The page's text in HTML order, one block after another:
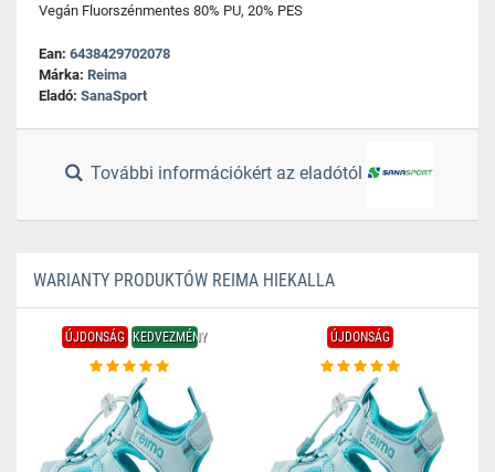
Vegán Fluorszénmentes 80% PU, 20% PES
Ean: 6438429702078
Márka: Reima
Eladó: SanaSport
További információkért az eladótól
WARIANTY PRODUKTÓW REIMA HIEKALLA
ÚJDONSÁG KEDVEZMÉNY ÚJDONSÁG